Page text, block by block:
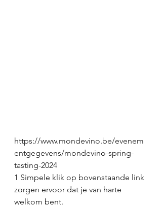
https://www.mondevino.be/evenem
entgegevens/mondevino-spring-
tasting-2024
1 Simpele klik op bovenstaande link
zorgen ervoor dat je van harte
welkom bent.